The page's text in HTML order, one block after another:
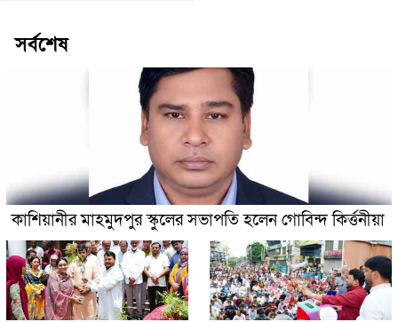
সর্বশেষ
কাশিয়ানীর মাহমুদপুর স্কুলের সভাপতি হলেন গোবিন্দ কির্ত্তনীয়া